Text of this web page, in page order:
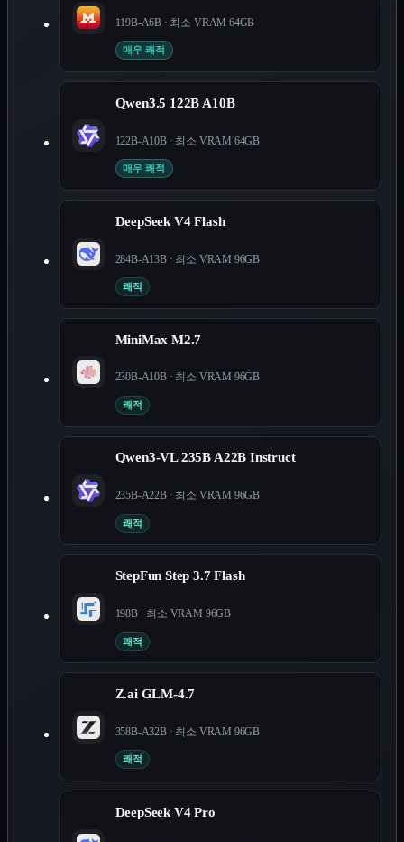
119B-A6B · 최소 VRAM 64GB
매우 쾌적
Qwen3.5 122B A10B
122B-A10B· 최소 VRAM 64GB
매우 쾌적
DeepSeek V4 Flash
284B-A13B· 최소 VRAM 96GB
쾌적
MiniMax M2.7
230B-A10B· 최소 VRAM 96GB
쾌적
Qwen3-VL 235B A22B Instruct
235B-A22B· 최소 VRAM 96GB
쾌적
StepFun Step 3.7 Flash
198B· 최소 VRAM 96GB
쾌적
Z.ai GLM-4.7
358B-A32B· 최소 VRAM 96GB
쾌적
DeepSeek V4 Pro